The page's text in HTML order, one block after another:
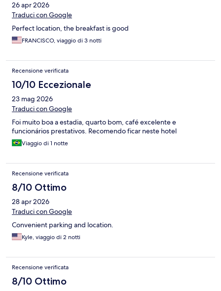
26 apr 2026
Traduci con Google
Perfect location, the breakfast is good
FRANCISCO, viaggio di 3 notti
Recensione verificata
10/10 Eccezionale
23 mag 2026
Traduci con Google
Foi muito boa a estadia, quarto bom, café excelente e
funcionários prestativos. Recomendo ficar neste hotel
Viaggio di 1 notte
Recensione verificata
8/10 Ottimo
28 apr 2026
Traduci con Google
Convenient parking and location.
Kyle, viaggio di 2 notti
Recensione verificata
8/10 Ottimo